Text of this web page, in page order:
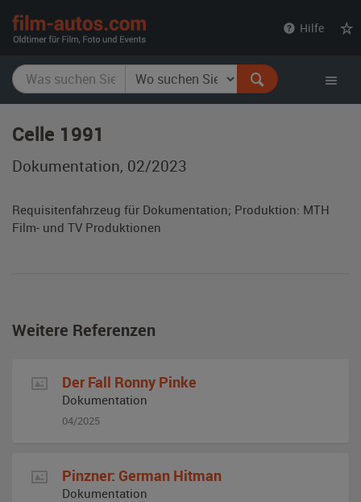
Hilfe
Celle 1991
Dokumentation, 02/2023
Requisitenfahrzeug für Dokumentation; Produktion: MTH
Film- und TV Produktionen
Weitere Referenzen
Der Fall Ronny Pinke
Dokumentation
04/2025
Pinzner: German Hitman
Dokumentation